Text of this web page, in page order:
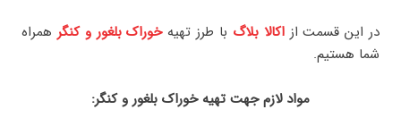
در این قسمت ازاکالا بلاگ با طرز تهیهخوراک بلغور و کنگر همراه
شما هستیم.
مواد لازم جهت تهيه خوراک بلغور و کنگر: